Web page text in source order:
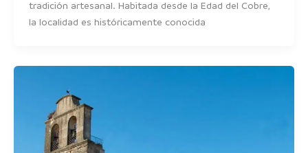
tradición artesanal. Habitada desde la Edad del Cobre,
la localidad es históricamente conocida